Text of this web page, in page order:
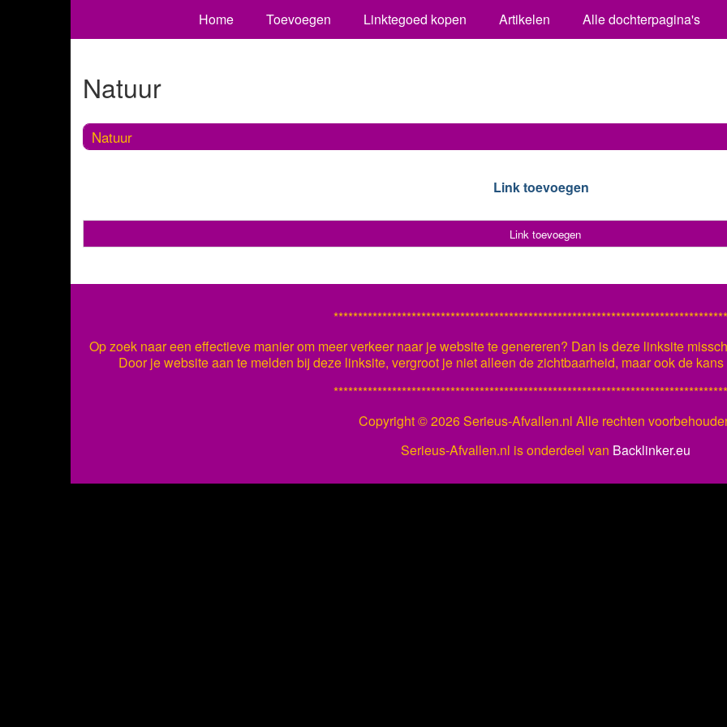
Home Toevoegen Linktegoed kopen Artikelen Alle dochterpagina's
Natuur
Natuur
Link toevoegen
Link toevoegen
Op zoek naar een effectieve manier om meer verkeer naar je website te genereren? Dan is deze linksite
Door je website aan te melden bij deze linksite, vergroot je niet alleen de zichtbaarheid, maar ook de kans
Copyright ©2026 Serieus-Afvallen.nl Alle rechten
Serieus-Afvallen.nl is onderdeel van Backlinker.eu